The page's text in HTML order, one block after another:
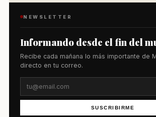
NEWSLETTER
Informando desde el fin del
Recibe cada mañana lo más importante de
directo en tu correo.
SUSCRIBIRME